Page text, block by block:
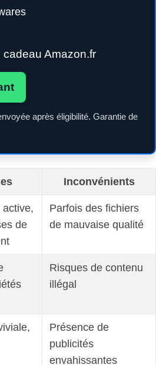
cadeau Amazon.fr
après éligibilité. Garantie de
Inconvénients
active,
de
Parfois des fichiers
de mauvaise qualité
Risques de contenu
illégal
Présence de
publicités
envahissantes